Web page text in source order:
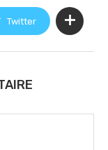
Twitter